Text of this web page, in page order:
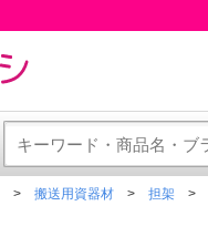
搬送用資器材 担架